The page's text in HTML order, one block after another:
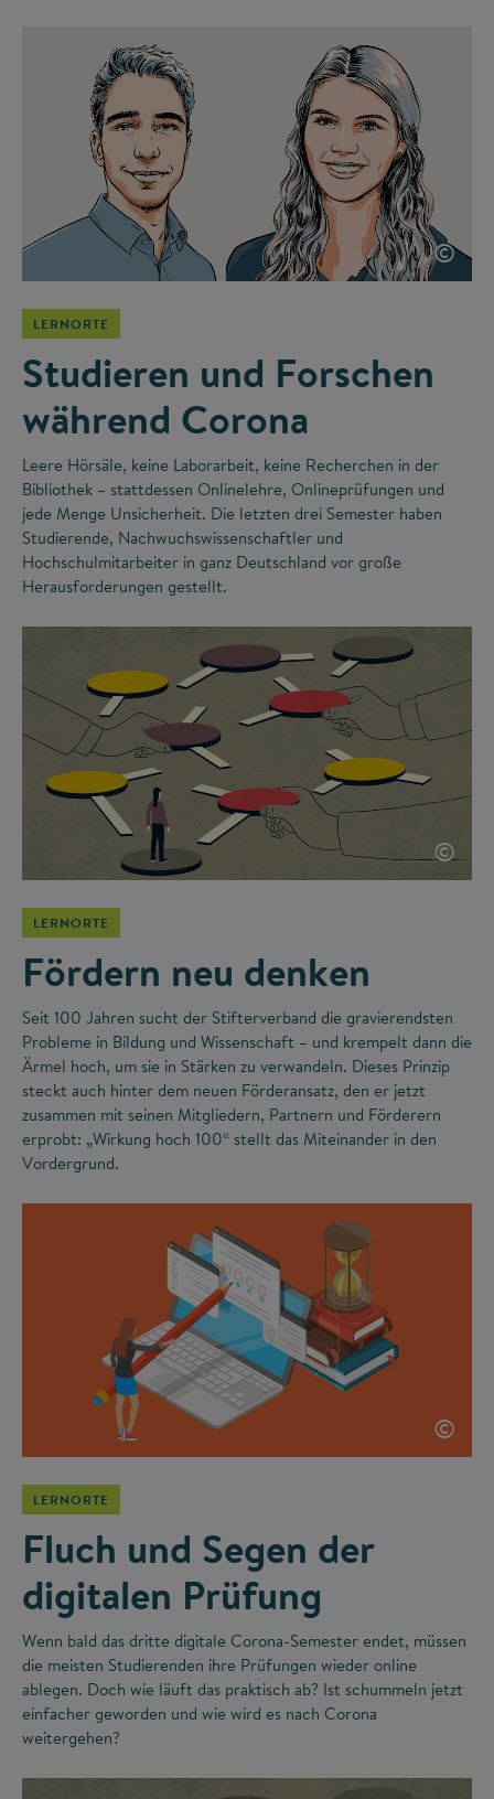
©
LERNORTE
Studieren und Forschen
während Corona
Leere Hörsäle, keine Laborarbeit, keine Recherchen in der
Bibliothek – stattdessen Onlinelehre, Onlineprüfungen und
jede Menge Unsicherheit. Die letzten drei Semester haben
Studierende, Nachwuchswissenschaftler und
Hochschulmitarbeiter in ganz Deutschland vor große
Herausforderungen gestellt.
©
LERNORTE
Fördern neu denken
Seit 100 Jahren sucht der Stifterverband die gravierendsten
Probleme in Bildung und Wissenschaft – und krempelt dann die
Ärmel hoch, um sie in Stärken zu verwandeln. Dieses Prinzip
steckt auch hinter dem neuen Förderansatz, den er jetzt
zusammen mit seinen Mitgliedern, Partnern und Förderern
erprobt: „Wirkung hoch 100“ stellt das Miteinander in den
Vordergrund.
©
LERNORTE
Fluch und Segen der
digitalen Prüfung
Wenn bald das dritte digitale Corona-Semester endet, müssen
die meisten Studierenden ihre Prüfungen wieder online
ablegen. Doch wie läuft das praktisch ab? Ist schummeln jetzt
einfacher geworden und wie wird es nach Corona
weitergehen?